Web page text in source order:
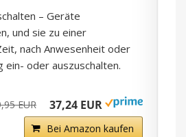
– Geräte
und sie zu einer
nach Anwesenheit oder
ein- oder auszuschalten.
EUR 37,24 EUR
Bei Amazon kaufen